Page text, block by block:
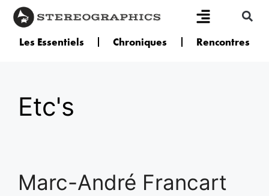
Les Essentiels Chroniques Rencontres
Etc's
Marc-André Francart